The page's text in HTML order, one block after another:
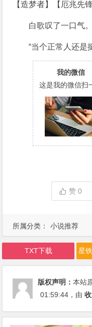
所属分类： 小说推荐
【造梦者】【厄兆
白歌叹了一口气。
“当个正常人还
我的微信
这是我的微信扫
赞0
TXT下载
版权声明：本站
01:59:44 ，由